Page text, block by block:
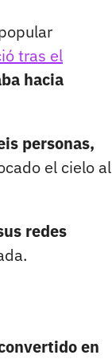
tras el
hacia
personas,
el cielo al
redes
en